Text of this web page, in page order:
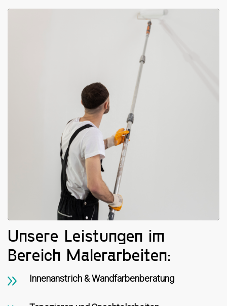
Unsere Leistungen im
Bereich Malerarbeiten:
Innenanstrich & Wandfarbenberatung